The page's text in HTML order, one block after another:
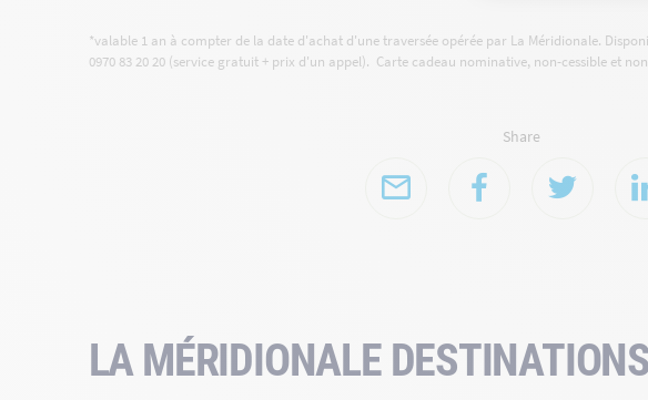
*valable 1 an à compter de la date d'achat d'une traversée opérée par La Méridionale.
0970 83 20 20 (service gratuit + prix d'un appel). Carte cadeau nominative, non-cessible et
Share
LA MÉRIDIONALE DESTINATIONS